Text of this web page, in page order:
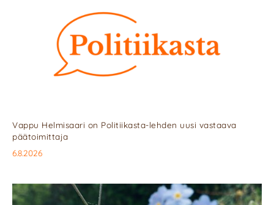
Vappu Helmisaari on Politiikasta-lehden uusi vastaava
päätoimittaja
6.8.2026